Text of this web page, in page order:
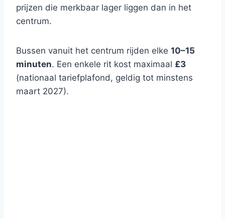
prijzen die merkbaar lager liggen dan in het
centrum.
Bussen vanuit het centrum rijden elke 10–15
minuten. Een enkele rit kost maximaal £3
(nationaal tariefplafond, geldig tot minstens
maart 2027).